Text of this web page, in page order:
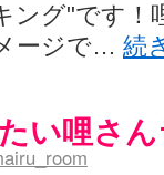
ング"です！
ージで… 続
い哩さ